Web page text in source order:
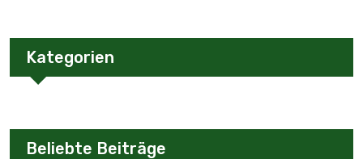
Kategorien
Beliebte Beiträge